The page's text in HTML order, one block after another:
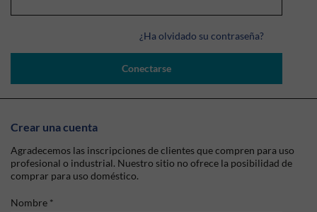
¿Ha olvidado su contraseña?
Conectarse
Crear una cuenta
Agradecemos las inscripciones de clientes que compren para uso
profesional o industrial. Nuestro sitio no ofrece la posibilidad de
comprar para uso doméstico.
Nombre *